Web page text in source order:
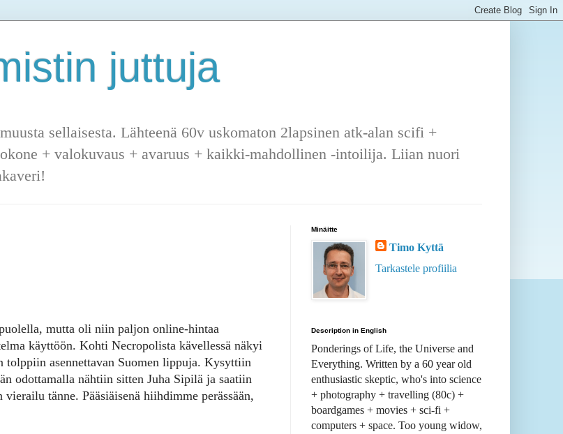
juttuja
sellaisesta. Lähteenä 60v uskomaton 2lapsinen atk-alan scifi +
+ valokuvaus + avaruus + kaikki-mahdollinen -intoilija. Liian nuori
mutta oli niin paljon online-hintaa
käyttöön. Kohti Necropolista kävellessä näkyi
asennettavan Suomen lippuja. Kysyttiin
odottamalla nähtiin sitten Juha Sipilä ja saatiin
tänne. Pääsiäisenä hiihdimme perässään,
Minäitte
Timo Kyttä
Tarkastele profiilia
Description in English
Ponderings of Life, the Universe and
Everything. Written by a 60 year old
enthusiastic skeptic, who's into science
+ photography + travelling (80c) +
boardgames + movies + sci-fi +
computers + space. Too young widow,